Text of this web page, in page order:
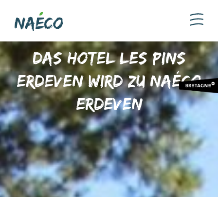
Das Hotel Les Pins
Erdeven wird zu Naéco
Erdeven